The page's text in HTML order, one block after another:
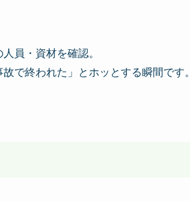
員・資材を確認。
で終われた」とホッとする瞬間です。